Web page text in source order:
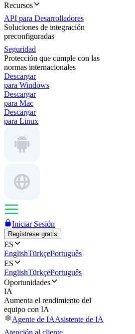
Recursos
API para Desarrolladores
Soluciones de integración
preconfiguradas
Seguridad
Protección que cumple con las
normas internacionales
Descargar
para Windows
Descargar
para Mac
Descargar
para Linux
Iniciar Sesión
Regístrese gratis
ES
EnglishTürkçePortuguês
ES
EnglishTürkçePortuguês
Oportunidades
IA
Aumenta el rendimiento del
equipo con IA
Agente de IAAsistente de IA
Atención al cliente